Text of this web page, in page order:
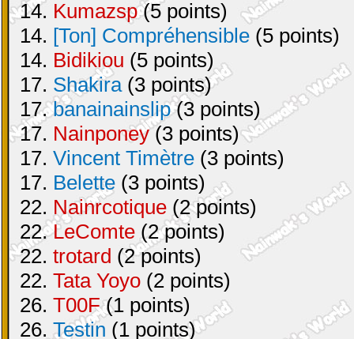
14. Kumazsp(5 points)
14. [Ton] Compréhensible (5 points)
14. Bidikiou (5 points)
17. Shakira(3 points)
17.banainainslip(3 points)
17. Nainponey(3 points)
17. Vincent Timètre (3 points)
17. Belette (3 points)
22. Nainrcotique (2 points)
22.LeComte (2 points)
22. trotard (2 points)
22. Tata Yoyo (2 points)
26. T00F(1 points)
26. Testin (1 points)